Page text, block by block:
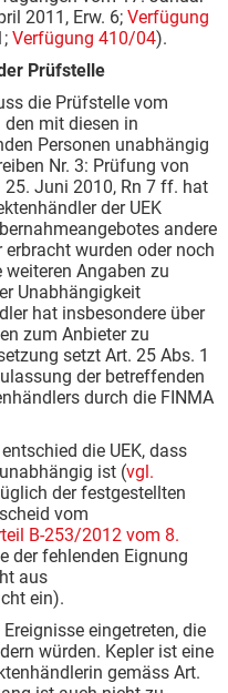
2011, Erw. 6; Verfügung
Verfügung 410/04).
Prüfstelle
die Prüfstelle vom
mit diesen in
Personen unabhängig
Nr. 3: Prüfung von
Juni 2010, Rn 7 ff. hat
der UEK
andere
wurden oder noch
Angaben zu
Unabhängigkeit
hat insbesondere über
zum Anbieter zu
setzt Art. 25 Abs. 1
der betreffenden
durch die FINMA
die UEK, dass
ist (vgl.
der festgestellten
vom
B-253/2012 vom 8.
der fehlenden Eignung
aus
ein).
eingetreten, die
würden. Kepler ist eine
gemäss Art.